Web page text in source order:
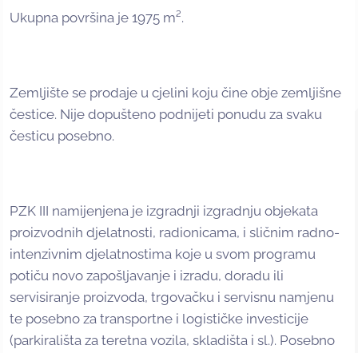
Ukupna površina je 1975 m².
Zemljište se prodaje u cjelini koju čine obje zemljišne
čestice. Nije dopušteno podnijeti ponudu za svaku
česticu posebno.
PZK III namijenjena je izgradnji izgradnju objekata
proizvodnih djelatnosti, radionicama, i sličnim radno-
intenzivnim djelatnostima koje u svom programu
potiču novo zapošljavanje i izradu, doradu ili
servisiranje proizvoda, trgovačku i servisnu namjenu
te posebno za transportne i logističke investicije
(parkirališta za teretna vozila, skladišta i sl.). Posebno